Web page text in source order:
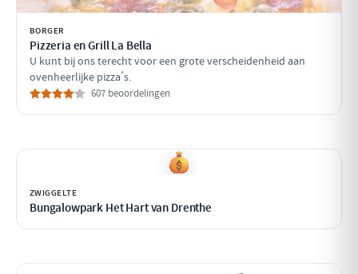
BORGER
Pizzeria en Grill La Bella
U kunt bij ons terecht voor een grote verscheidenheid aan
ovenheerlijke pizza´s.
607 beoordelingen
ZWIGGELTE
Bungalowpark Het Hart van Drenthe